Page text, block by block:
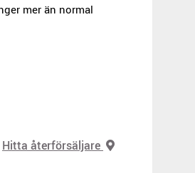
mer än normal
Hitta återförsäljare